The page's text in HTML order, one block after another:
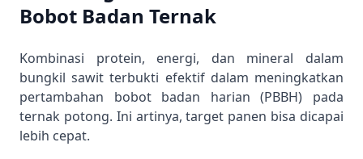
Bobot Badan Ternak
Kombinasi protein, energi, dan mineral dalam
bungkil sawit terbukti efektif dalam meningkatkan
pertambahan bobot badan harian (PBBH) pada
ternak potong. Ini artinya, target panen bisa dicapai
lebih cepat.